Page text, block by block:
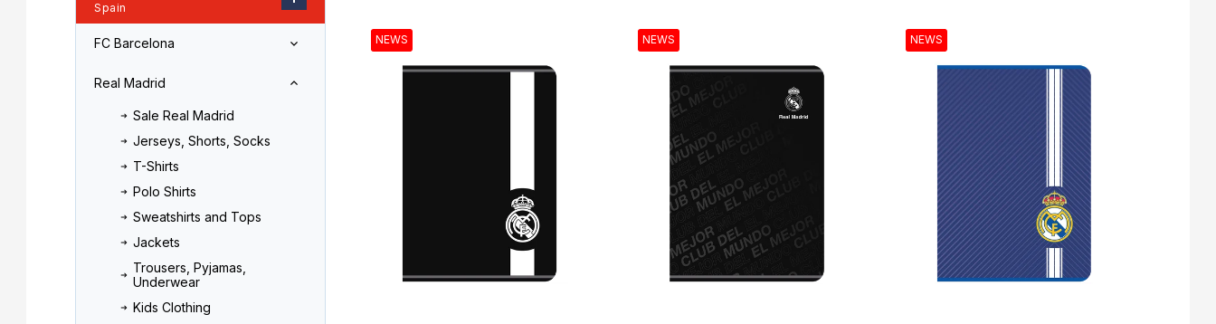
Spain
FC Barcelona
Real Madrid
Sale Real Madrid
Jerseys, Shorts, Socks
T-Shirts
Polo Shirts
Sweatshirts and Tops
Jackets
Trousers, Pyjamas,
Underwear
Kids Clothing
NEWS NEWS NEWS